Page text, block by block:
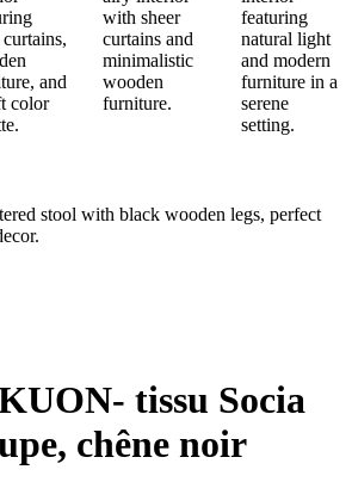
tissu Socia
chêne noir